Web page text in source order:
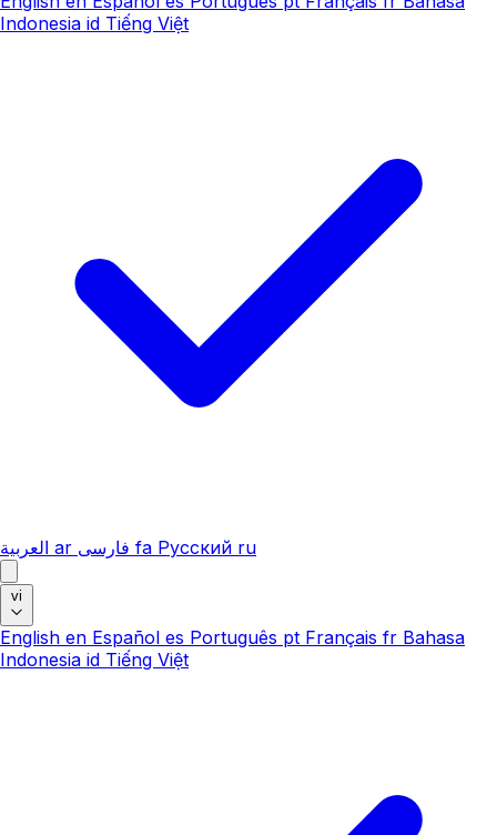
Indonesia id Tiếng Việt
العربية ar فارسی fa Русский ru
vi
English en Español es Português pt Français fr Bahasa
Indonesia id Tiếng Việt